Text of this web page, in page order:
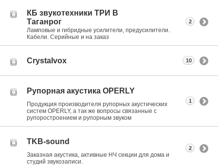
КБ звукотехники ТРИ В
Таганрог
Ламповые и гибридные усилители, предусилители.
Кабели. Серийные и на заказ
2
Crystalvox 10
Рупорная акустика OPERLY
Продукция производителя рупорных акустических
систем OPERLY, а так же вопросы связанные с
рупоростроением и рупорным звуком
1
TKB-sound
Заказная акустика, активные НЧ секции для дома и
студий звукозаписи.
2